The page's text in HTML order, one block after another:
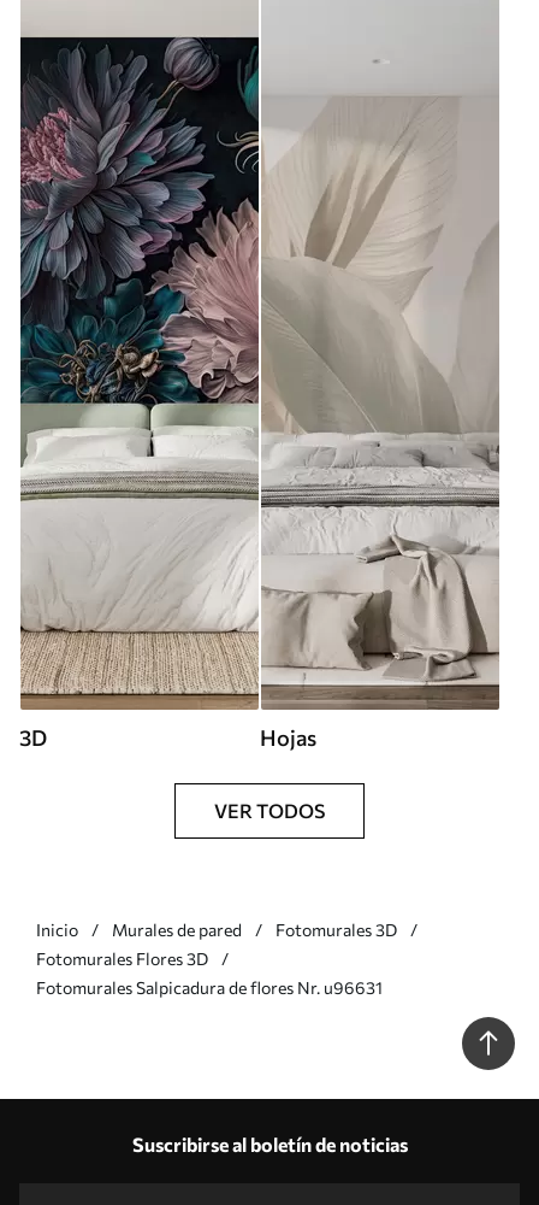
3D Hojas
VER TODOS
Inicio Murales de pared
Fotomurales 3D
Fotomurales Flores 3D
Fotomurales Salpicadura de flores Nr. u96631
Suscribirse al boletín de noticias